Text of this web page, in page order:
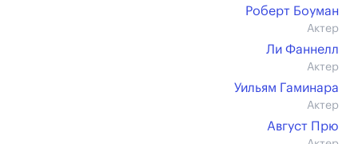
Роберт Боуман
Актер
Ли Фаннелл
Актер
Уильям Гаминара
Актер
Август Прю